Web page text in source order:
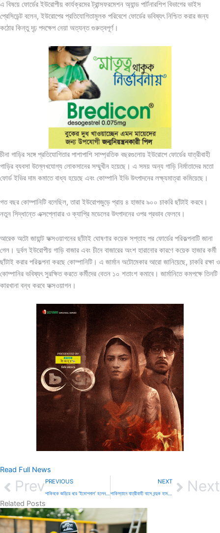
এ বিষয়ে ফোর্ডের ইউরোপীয় কার্যক্রমের ট্রান্সফরমেশন অ্যান্ড পার্টনারশিপ বিভাগের ভাইস
প্রেসিডেন্ট বলেন, ইউরোপের প্রতিযোগিতামূলক পরিবেশে ফোর্ডের ভবিষ্যৎ নিশ্চিত করার জন্য
কঠোর কিন্তু দৃঢ় পদক্ষেপ নেয়া অত্যন্ত গুরুত্বপূর্ণ।
চীনা গাড়ির সঙ্গে প্রতিযোগিতার পাশাপাশি সাম্প্রতিক বছরগুলোয় ইউরোপে ফোর্ডের যাত্রীবাহী
গাড়ির ব্যবসা উল্লেখযোগ্য লোকসানের সম্মুখীন হয়েছে। এ সময় অন্য গাড়ি নির্মাতাদের মতো
ফোর্ড ইভির দাম কমাতে বাধ্য হয়েছে এবং কোম্পানি ইভি উৎপাদনের লক্ষ্যমাত্রা কমিয়েছে।
গত বছর কোম্পানিটি বলেছিল, তারা ইউরোপজুড়ে প্রায় ৪ হাজার ৯০০ চাকরি ছাঁটাই করবে।
নতুন সিদ্ধান্তে এক্সপ্লোরার ও ক্যাপ্রি মডেলের উৎপাদনের ওপর প্রভাব ফেলবে।
আরেক অটো জায়ান্ট ফক্সওয়াগনের ছাঁটাই ঘোষণার কয়েক সপ্তাহ পর ফোর্ডের পরিকল্পনাটি জানা
গেল। দুর্বল ইউরোপীয় গাড়ি বাজার এবং চীনে বাজারের অংশ হারানোর কারণে কয়েক হাজার কর্মী
ছাঁটাই করার পরিকল্পনা করছে কোম্পানিটি। এ জার্মান অটোমেকার আরো জানিয়েছে, চাকরি রক্ষা ও
কোম্পানির ভবিষ্যৎ সুরক্ষিত করতে কর্মীদের বেতন ১০ শতাংশ কমাবে। জার্মানিতে কমপক্ষে তিনটি
কারখানা বন্ধ করবে ফক্সওয়াগন।
Read Full News
Prev PREVIOUS
শাকিবকে জড়িয়ে ধরে ‘ইমোশনাল’ হলেন পরীমণি – DesheBideshe
NEXT
পাকিস্তানে যাত্রীবাহী বাসে বন্দুক হামলায় নিহত অর্ধশতাধিক | চ্যানেল আই অনলাইন Next
Related Posts